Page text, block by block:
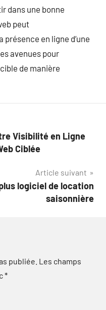
dans une bonne
peut
en ligne d’une
avenues pour
de manière
Visibilité en Ligne
Ciblée
Article suivant
logiciel de location
saisonnière
publiée. Les champs
*